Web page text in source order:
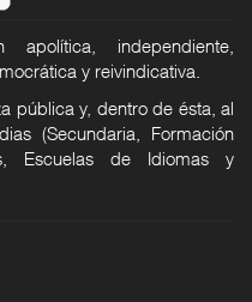
independiente,
y reivindicativa.
pública y, dentro de ésta, al
(Secundaria, Formación
Escuelas de Idiomas y